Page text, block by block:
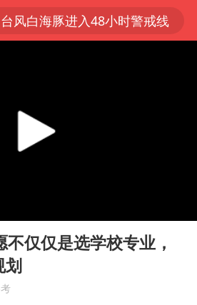
台风白海豚进入48小时警戒线
看守所辅警收受10万获刑1年
宇树科技发行价格150.80元/股
U17国足1分钟轰2球
中国养老床位“三连降”
仅仅是选学校专业，
划